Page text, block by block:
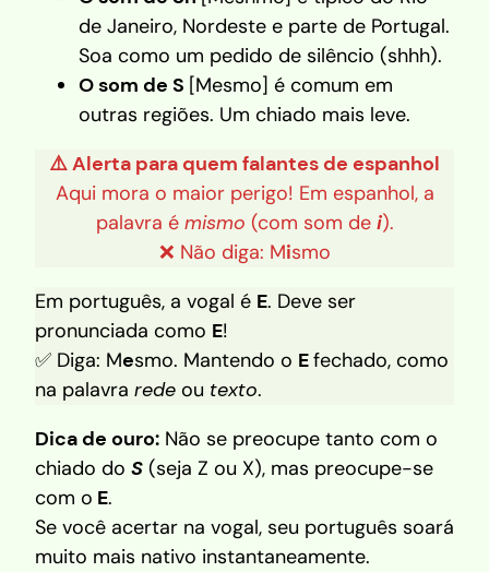
de Janeiro, Nordeste e parte de Portugal.
Soa como um pedido de silêncio (shhh).
O som de S [Mesmo] é comum em
outras regiões. Um chiado mais leve.
⚠️ Alerta para quem falantes de espanhol
Aqui mora o maior perigo! Em espanhol, a
palavra é mismo (com som de i).
❌ Não diga: Mismo
Em português, a vogal é E. Deve ser
pronunciada como E!
✅ Diga: Mesmo. Mantendo o Efechado, como
na palavra rede ou texto.
Dica de ouro: Não se preocupe tanto com o
chiado do S (seja Z ou X), mas preocupe-se
com o E.
Se você acertar na vogal, seu português soará
muito mais nativo instantaneamente.